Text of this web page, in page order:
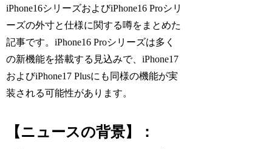
iPhone16シリーズおよびiPhone16 Proシリ
ーズの外寸と仕様に関する噂をまとめた
記事です。iPhone16 Proシリーズは多く
の新機能を搭載する見込みで、iPhone17
およびiPhone17 Plusにも同様の機能が実
装される可能性があります。
【ニュースの背景】：